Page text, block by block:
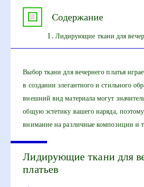
Содержание
Лидирующие ткани для
Выбор ткани для вечернего платья
в создании элегантного и стильного
внешний вид материала могут
общую эстетику вашего наряда,
внимание на различные композиции и
Лидирующие ткани для
платьев